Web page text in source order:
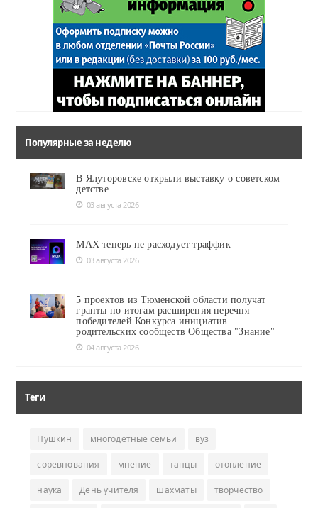
Популярные за неделю
В Ялуторовске открыли выставку о советском
детстве
03 августа 2026
MAX теперь не расходует траффик
03 августа 2026
5 проектов из Тюменской области получат
гранты по итогам расширения перечня
победителей Конкурса инициатив
родительских сообществ Общества "Знание"
04 августа 2026
Теги
Пушкин многодетные семьи вуз
соревнования мнение танцы отопление
наука День учителя шахматы творчество